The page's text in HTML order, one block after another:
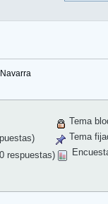
Navarra
respuestas)
Tema
Tema